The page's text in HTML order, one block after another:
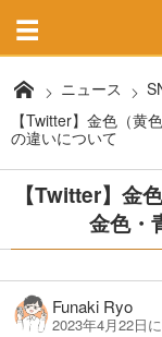
ニュース
【Twitter】金色（黄
の違いについて
【Twitter】金
金色・
Funaki Ryo
2023年4月22日